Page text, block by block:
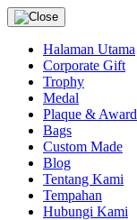
Halaman Utama
Corporate Gift
Trophy
Medal
Plaque & Award
Bags
Custom Made
Blog
Tentang Kami
Tempahan
Hubungi Kami